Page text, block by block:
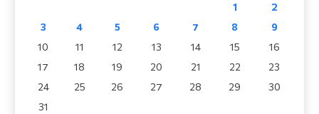
1
2
3
4 5 6 7 8
9
10
11 12 13 14 15
16
17
18 19 20 21 22
23
24
25 26 27 28 29
30
31